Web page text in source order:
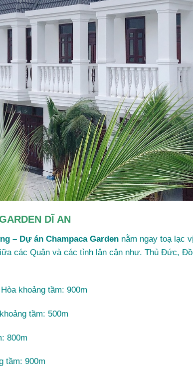
DĨ AN
– Dự án Champaca Garden nằm ngay toạ lạc
các Quận và các tỉnh lân cận như. Thủ Đức,
khoảng tầm: 900m
tầm: 500m
800m
tầm: 900m